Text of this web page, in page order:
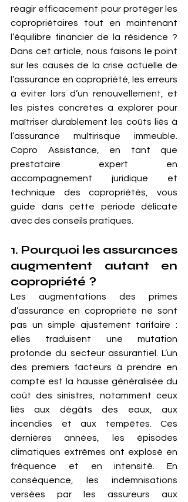
réagir efficacement pour protéger les
copropriétaires tout en maintenant
l’équilibre financier de la résidence ?
Dans cet article, nous faisons le point
sur les causes de la crise actuelle de
l’assurance en copropriété, les erreurs
à éviter lors d’un renouvellement, et
les pistes concrètes à explorer pour
maîtriser durablement les coûts liés à
l’assurance multirisque immeuble.
Copro Assistance, en tant que
prestataire expert en
accompagnement juridique et
technique des copropriétés, vous
guide dans cette période délicate
avec des conseils pratiques.
1. Pourquoi les assurances
augmentent autant en
copropriété ?
Les augmentations des primes
d’assurance en copropriété ne sont
pas un simple ajustement tarifaire :
elles traduisent une mutation
profonde du secteur assurantiel. L’un
des premiers facteurs à prendre en
compte est la hausse généralisée du
coût des sinistres, notamment ceux
liés aux dégâts des eaux, aux
incendies et aux tempêtes. Ces
dernières années, les épisodes
climatiques extrêmes ont explosé en
fréquence et en intensité. En
conséquence, les indemnisations
versées par les assureurs aux